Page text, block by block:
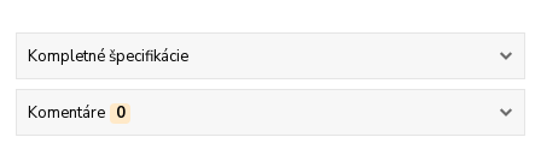
Kompletné špecifikácie
Komentáre 0